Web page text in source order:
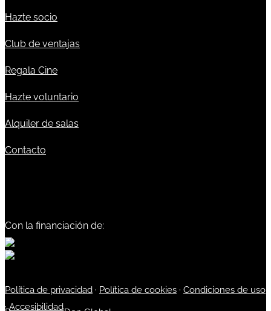
Hazte socio
Club de ventajas
Regala Cine
Hazte voluntario
Alquiler de salas
Contacto
Con la financiación de:
Política de privacidad · Política de cookies · Condiciones de uso
·Accesibilidad